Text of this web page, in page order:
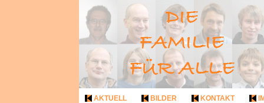
AKTUELL BILDER KONTAKT